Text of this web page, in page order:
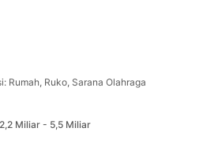
Rumah, Ruko, Sarana Olahraga
Miliar - 5,5 Miliar